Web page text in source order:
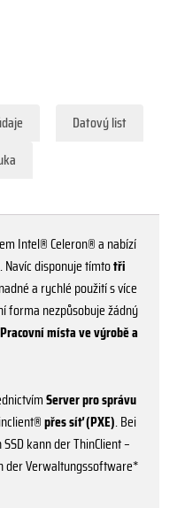
Datový list
Intel® Celeron® a nabízí
. Navíc disponuje tímtotři
a rychlé použití s více
forma nezpůsobuje žádný
Pracovní místa ve výrobě a
Server pro správu
přes síť (PXE). Bei
kann der ThinClient –
der Verwaltungssoftware*